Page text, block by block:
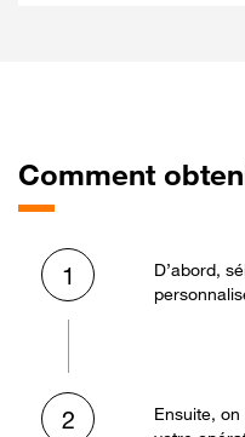
Comment
1
D’abord,
2
Ensuite,